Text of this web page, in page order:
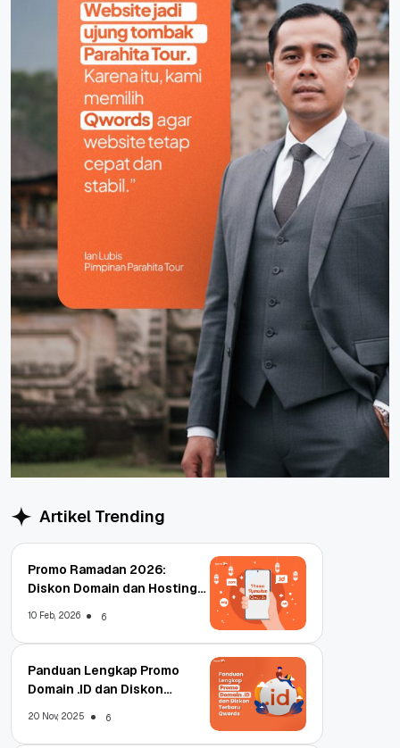
Artikel Trending
Promo Ramadan 2026:
Diskon Domain dan Hosting
10 Feb, 2026 6
Panduan Lengkap Promo
Domain .ID dan Diskon
20 Nov, 2025 6